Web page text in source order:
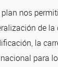
nos
de la
la
para